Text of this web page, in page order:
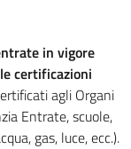
in vigore
certificazioni
agli Organi
Entrate, scuole,
gas, luce, ecc.).